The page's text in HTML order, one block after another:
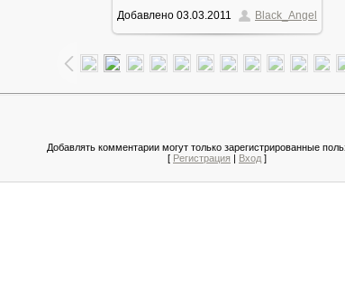
Добавлено 03.03.2011 Black_Angel
Добавлять комментарии могут только зарегистрированные
[ Регистрация | Вход ]